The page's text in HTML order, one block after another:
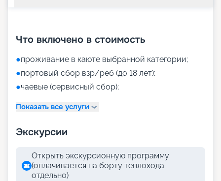
Что включено в стоимость
●проживание в каюте выбранной категории;
●портовый сбор взр/реб (до 18 лет);
●чаевые (сервисный сбор);
Показать все услуги
Экскурсии
Открыть экскурсионную программу
(оплачивается на борту теплохода
отдельно)